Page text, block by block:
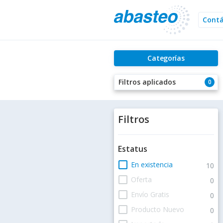
Categorías
0
Filtros aplicados
Filtros
Estatus
check_box_outline_blank En existencia 10
check_box_outline_blank Oferta 0
check_box_outline_blank Envío Gratis 0
check_box_outline_blank Producto Nuevo 0